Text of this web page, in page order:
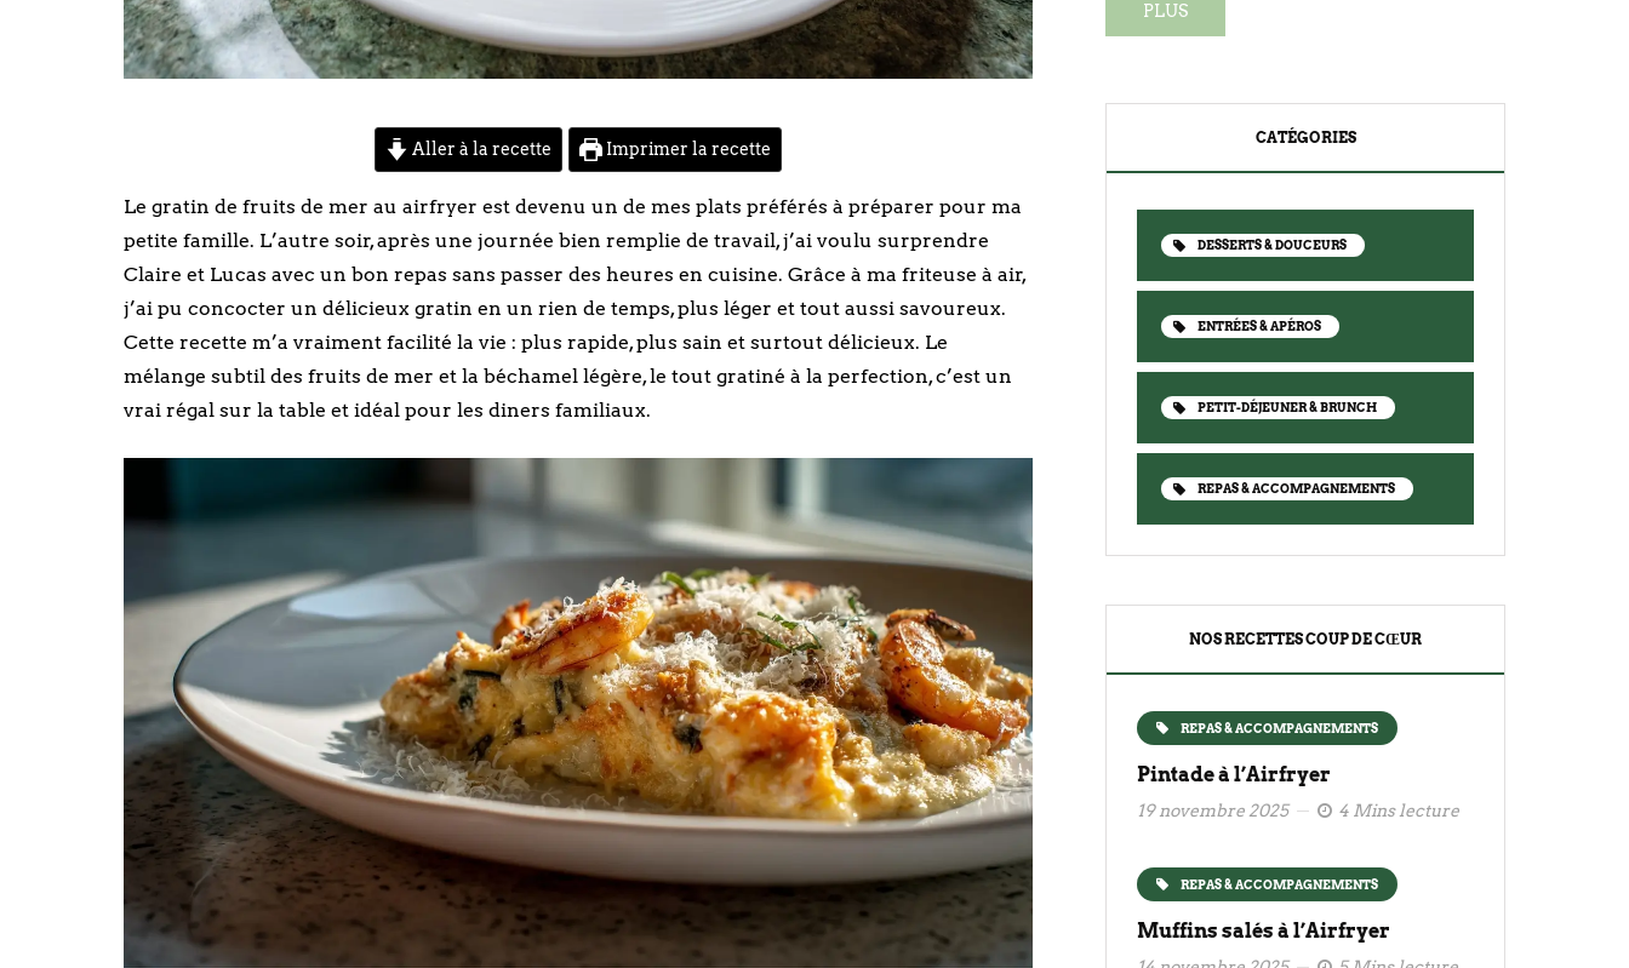
Aller à la recette Imprimer la recette
Le gratin de fruits de mer au airfryer est devenu un de mes plats préférés à préparer pour ma
petite famille. L’autre soir, après une journée bien remplie de travail, j’ai voulu surprendre
Claire et Lucas avec un bon repas sans passer des heures en cuisine. Grâce à ma friteuse à air,
j’ai pu concocter un délicieux gratin en un rien de temps, plus léger et tout aussi savoureux.
Cette recette m’a vraiment facilité la vie : plus rapide, plus sain et surtout délicieux. Le
mélange subtil des fruits de mer et la béchamel légère, le tout gratiné à la perfection, c’est un
vrai régal sur la table et idéal pour les diners familiaux.
PLUS
CATÉGORIES
DESSERTS & DOUCEURS
ENTRÉES & APÉROS
PETIT-DÉJEUNER & BRUNCH
REPAS & ACCOMPAGNEMENTS
NOS RECETTES COUP DE CŒUR
REPAS & ACCOMPAGNEMENTS
Pintade à l’Airfryer
19 novembre 2025 4 Mins lecture
REPAS & ACCOMPAGNEMENTS
Muffins salés à l’Airfryer